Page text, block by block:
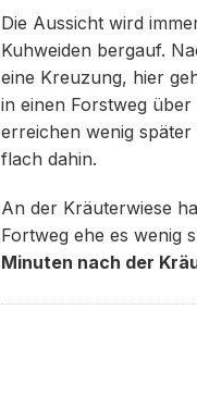
Die Aussicht wird
Kuhweiden bergauf.
eine Kreuzung, hier
in einen Forstweg über
erreichen wenig
flach dahin.
An der Kräuterwiese
Fortweg ehe es wenig
Minuten nach der